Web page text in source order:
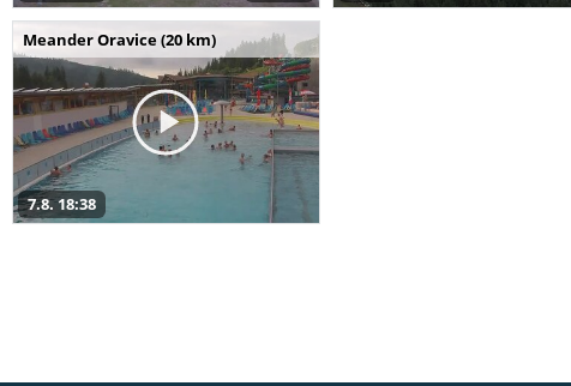
Meander Oravice (20 km)
7.8. 18:38